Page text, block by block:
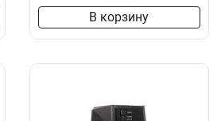
В корзину